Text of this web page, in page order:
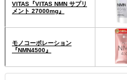
VITAS『VITAS NMN サプリ
メント 27000mg』
モノコーポレーション
『NMN4500』